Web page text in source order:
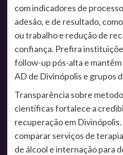
com indicadores de
adesão, e de resultado,
ou trabalho e redução de
confiança. Prefira
follow-up pós-alta e mantêm
AD de Divinópolis e grupos
Transparência sobre
científicas fortalece a
recuperação em Divinópolis.
comparar serviços de
de álcool e internação para